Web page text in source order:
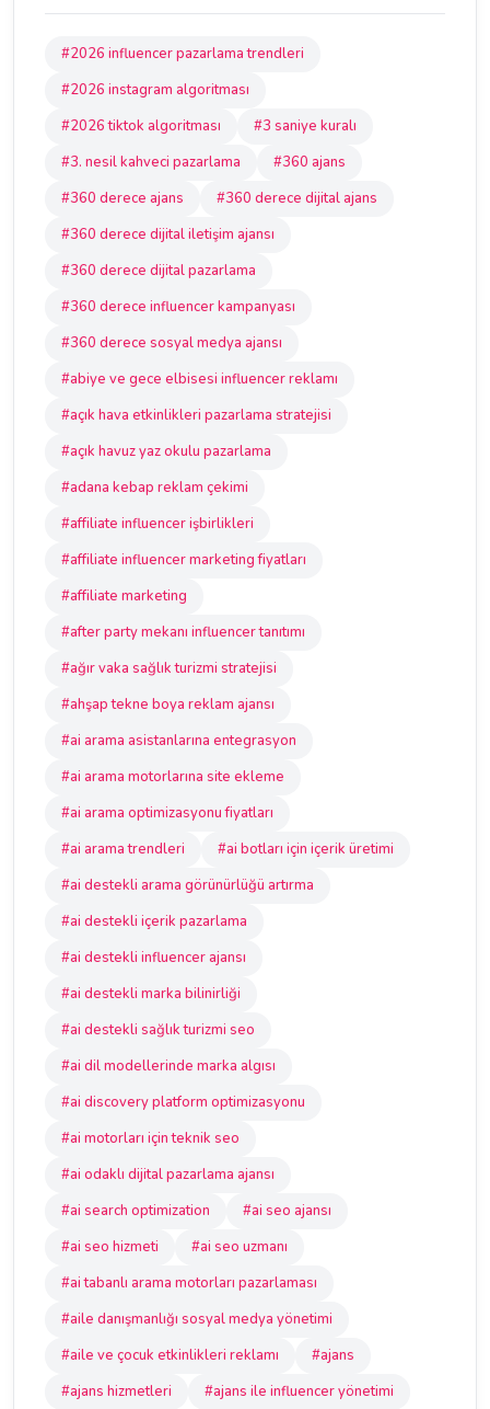
#2026 influencer pazarlama trendleri
#2026 instagram algoritması
#2026 tiktok algoritması
#3 saniye kuralı
#3. nesil kahveci pazarlama
#360 ajans
#360 derece ajans
#360 derece dijital ajans
#360 derece dijital iletişim ajansı
#360 derece dijital pazarlama
#360 derece influencer kampanyası
#360 derece sosyal medya ajansı
#abiye ve gece elbisesi influencer reklamı
#açık hava etkinlikleri pazarlama stratejisi
#açık havuz yaz okulu pazarlama
#adana kebap reklam çekimi
#affiliate influencer işbirlikleri
#affiliate influencer marketing fiyatları
#affiliate marketing
#after party mekanı influencer tanıtımı
#ağır vaka sağlık turizmi stratejisi
#ahşap tekne boya reklam ajansı
#ai arama asistanlarına entegrasyon
#ai arama motorlarına site ekleme
#ai arama optimizasyonu fiyatları
#ai arama trendleri
#ai botları için içerik üretimi
#ai destekli arama görünürlüğü artırma
#ai destekli içerik pazarlama
#ai destekli influencer ajansı
#ai destekli marka bilinirliği
#ai destekli sağlık turizmi seo
#ai dil modellerinde marka algısı
#ai discovery platform optimizasyonu
#ai motorları için teknik seo
#ai odaklı dijital pazarlama ajansı
#ai search optimization
#ai seo ajansı
#ai seo hizmeti
#ai seo uzmanı
#ai tabanlı arama motorları pazarlaması
#aile danışmanlığı sosyal medya yönetimi
#aile ve çocuk etkinlikleri reklamı
#ajans
#ajans hizmetleri
#ajans ile influencer yönetimi